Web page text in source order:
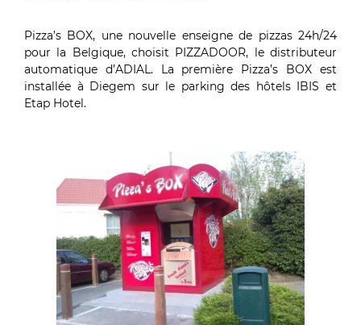
Pizza’s BOX, une nouvelle enseigne de pizzas 24h/24
pour la Belgique, choisit PIZZADOOR, le distributeur
automatique d’ADIAL. La première Pizza’s BOX est
installée à Diegem sur le parking des hôtels IBIS et
Etap Hotel.